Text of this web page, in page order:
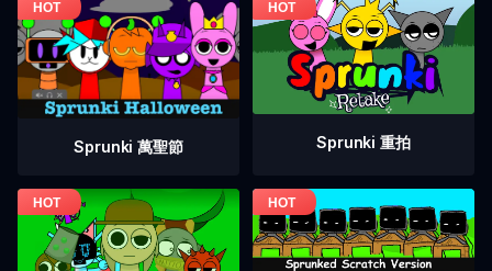
Sprunki 萬聖節 Sprunki 重拍